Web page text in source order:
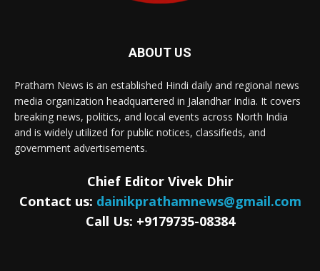
ABOUT US
Pratham News is an established Hindi daily and regional news
media organization headquartered in Jalandhar India. It covers
breaking news, politics, and local events across North India
and is widely utilized for public notices, classifieds, and
government advertisements.
Chief Editor Vivek Dhir
Contact us: dainikprathamnews@gmail.com
Call Us: +9179735-08384